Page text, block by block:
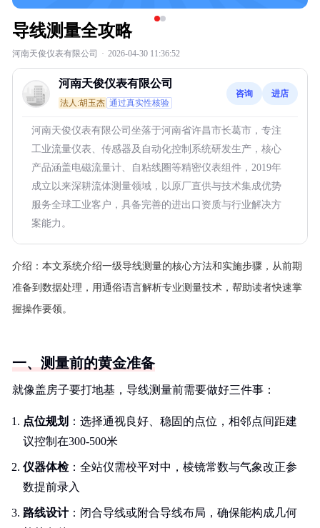
导线测量全攻略
河南天俊仪表有限公司 · 2026-04-30 11:36:52
河南天俊仪表有限公司
法人:胡玉杰 通过真实性核验
咨询 进店
河南天俊仪表有限公司坐落于河南省许昌市长葛市，专注
工业流量仪表、传感器及自动化控制系统研发生产，核心
产品涵盖电磁流量计、自粘线圈等精密仪表组件，2019年
成立以来深耕流体测量领域，以原厂直供与技术集成优势
服务全球工业客户，具备完善的进出口资质与行业解决方
案能力。
介绍： 本文系统介绍一级导线测量的核心方法和实施步骤，从前期
准备到数据处理，用通俗语言解析专业测量技术，帮助读者快速掌
握操作要领。
一、测量前的黄金准备
就像盖房子要打地基，导线测量前需要做好三件事：
点位规划 ：选择通视良好、稳固的点位，相邻点间距建
议控制在300-500米
仪器体检：全站仪需校平对中，棱镜常数与气象改正参
数提前录入
路线设计：闭合导线或附合导线布局，确保能构成几何